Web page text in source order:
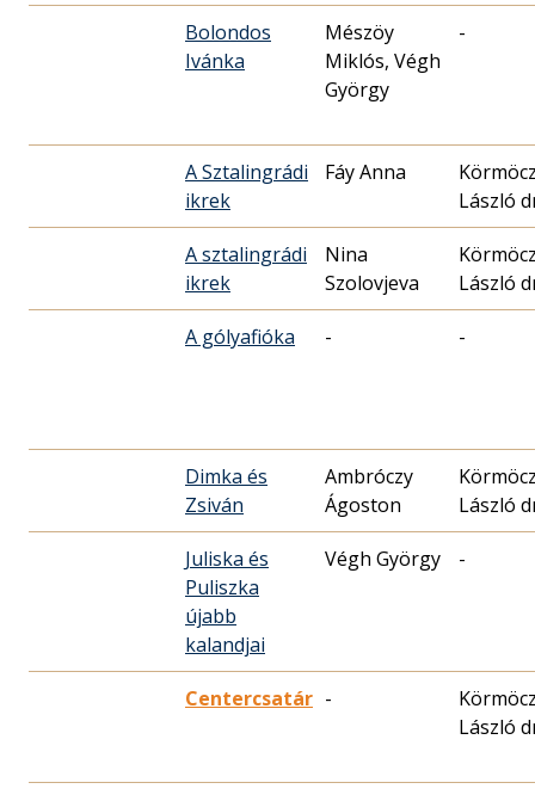
Bolondos
Ivánka
Mészöy
Miklós, Végh
György
-
A Sztalingrádi
ikrek
Fáy Anna
László
A sztalingrádi
ikrek
Nina
Szolovjeva
László
A gólyafióka - -
Dimka és
Zsiván
Ambróczy
Ágoston
László
Juliska és
Puliszka
újabb
kalandjai
Végh György -
Centercsatár -
László